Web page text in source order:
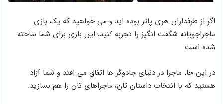
اگر از طرفداران هری پاتر بوده اید و می خواهید که یک بازی
ماجراجویانه شگفت انگیز را تجربه کنید، این بازی برای شما ساخته
شده است.
در این جا، ماجرا در دنیای جادوگر ها اتفاق می افتد و شما آزاد
هستید که با انتخاب داستان تان، ماجراهای تان را هم بسازید.